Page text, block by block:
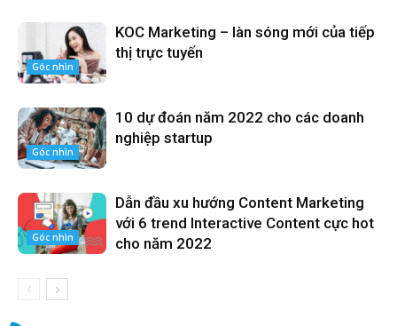
Góc nhìn
KOC Marketing – làn sóng mới của tiếp
thị trực tuyến
Góc nhìn
10 dự đoán năm 2022 cho các doanh
nghiệp startup
Góc nhìn
Dẫn đầu xu hướng Content Marketing
với 6 trend Interactive Content cực hot
cho năm 2022